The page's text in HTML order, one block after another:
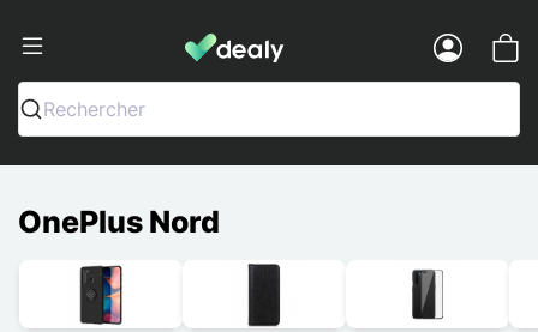
Dealy - Hüllen und Zubehör für
Rechercher
OnePlus Nord